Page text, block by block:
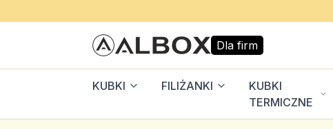
Dla firm
KUBKI FILIŻANKI
KUBKI
TERMICZNE